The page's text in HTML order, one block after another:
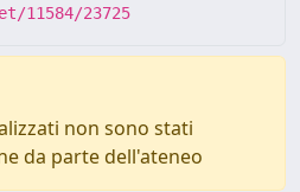
11584/23725
non sono stati
da parte dell'ateneo